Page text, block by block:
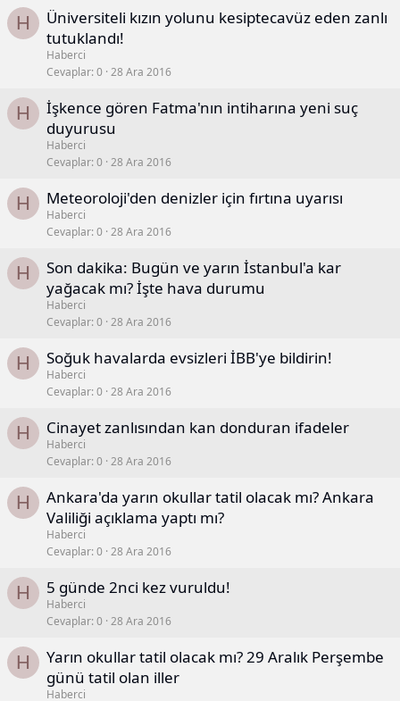
H
Üniversiteli kızın yolunu kesiptecavüz eden zanlı
tutuklandı!
Haberci
Cevaplar 0 28 Ara 2016
H
İşkence gören Fatma'nın intiharına yeni suç
duyurusu
Haberci
Cevaplar 0 28 Ara 2016
H Meteoroloji'den denizler için fırtına uyarısı
Haberci
Cevaplar 0 28 Ara 2016
H
Son dakika: Bugün ve yarın İstanbul'a kar
yağacak mı? İşte hava durumu
Haberci
Cevaplar 0 28 Ara 2016
H Soğuk havalarda evsizleri İBB'ye bildirin!
Haberci
Cevaplar 0 28 Ara 2016
H Cinayet zanlısından kan donduran ifadeler
Haberci
Cevaplar 0 28 Ara 2016
H
Ankara'da yarın okullar tatil olacak mı? Ankara
Valiliği açıklama yaptı mı?
Haberci
Cevaplar 0 28 Ara 2016
H 5 günde 2nci kez vuruldu!
Haberci
Cevaplar 0 28 Ara 2016
H
Yarın okullar tatil olacak mı? 29 Aralık Perşembe
günü tatil olan iller
Haberci